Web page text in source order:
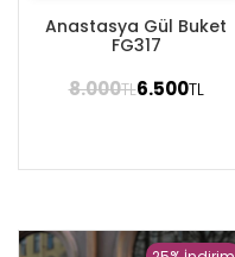
Anastasya Gül Buket
FG317
8.000TL6.500TL